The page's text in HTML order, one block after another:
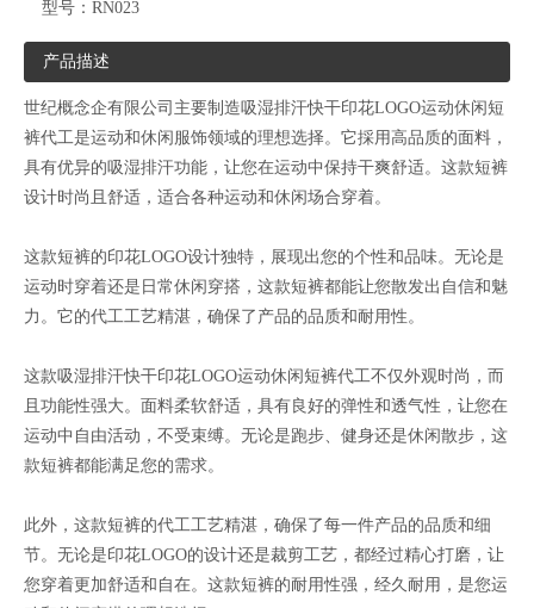
型号： RN023
产品描述
世纪概念企有限公司主要制造吸湿排汗快干印花LOGO运动休闲短
裤代工是运动和休闲服饰领域的理想选择。它採用高品质的面料，
具有优异的吸湿排汗功能，让您在运动中保持干爽舒适。这款短裤
设计时尚且舒适，适合各种运动和休闲场合穿着。
这款短裤的印花LOGO设计独特，展现出您的个性和品味。无论是
运动时穿着还是日常休闲穿搭，这款短裤都能让您散发出自信和魅
力。它的代工工艺精湛，确保了产品的品质和耐用性。
这款吸湿排汗快干印花LOGO运动休闲短裤代工不仅外观时尚，而
且功能性强大。面料柔软舒适，具有良好的弹性和透气性，让您在
运动中自由活动，不受束缚。无论是跑步、健身还是休闲散步，这
款短裤都能满足您的需求。
此外，这款短裤的代工工艺精湛，确保了每一件产品的品质和细
节。无论是印花LOGO的设计还是裁剪工艺，都经过精心打磨，让
您穿着更加舒适和自在。这款短裤的耐用性强，经久耐用，是您运